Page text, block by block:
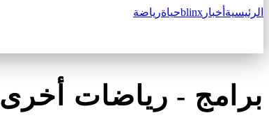
الرئيسية أخبار blinxحياةرياضة
برامج - رياضات أخرى